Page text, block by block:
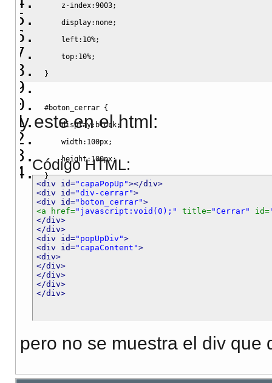
z-index:9003;
display: none;
left : 10%;
top: 10%;
}
#boton_cerrar {
display : block;
width: 100px;
height: 100px;
}
y este en el html:
Código HTML:
<div id="capaPopUp"></div>
<div id="div-cerrar">
<div id="boton_cerrar">
<a href="javascript :void(0);" title="Cerrar" id=
</div>
</div>
<div id="popUpDiv">
<div id="capaContent">
<div>
</div>
</div>
</div>
</div>
pero no se muestra el div